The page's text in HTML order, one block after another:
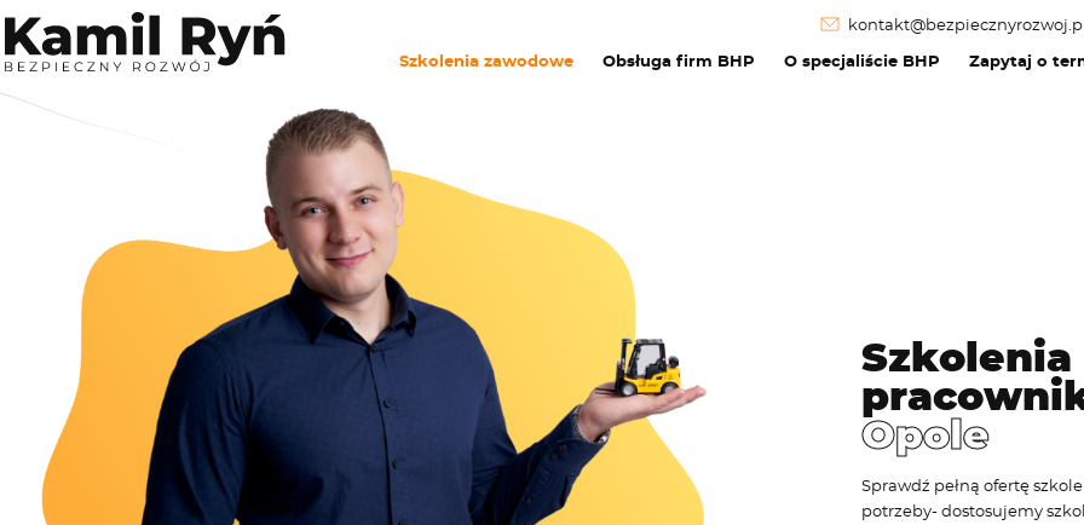
Szkolenia zawodowe Obsługa firm BHP O specjaliście BHP Zapytaj o
Szkolenia
Opole
Sprawdź pełną ofertę
potrzeby- dostosujemy